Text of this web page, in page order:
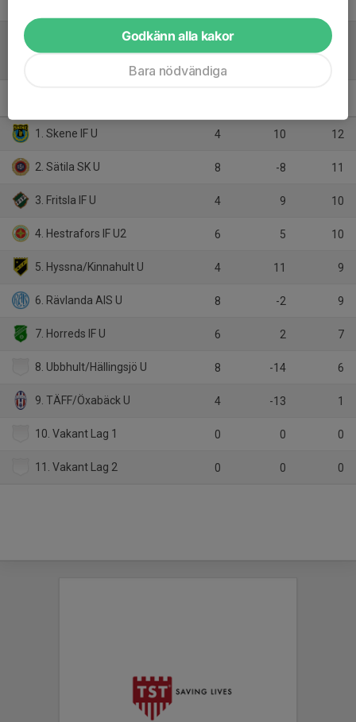
1. Skene IF U 4 10 12
2. Sätila SK U 8 -8 11
3. Fritsla IF U 4 9 10
4. Hestrafors IF U2 6 5 10
5. Hyssna/Kinnahult U 4 11 9
6. Rävlanda AIS U 8 -2 9
7. Horreds IF U 6 2 7
8. Ubbhult/Hällingsjö U 8 -14 6
9. TÄFF/Öxabäck U 4 -13 1
10. Vakant Lag 1 0 0 0
11. Vakant Lag 2 0 0 0
Godkänn alla kakor
Bara nödvändiga